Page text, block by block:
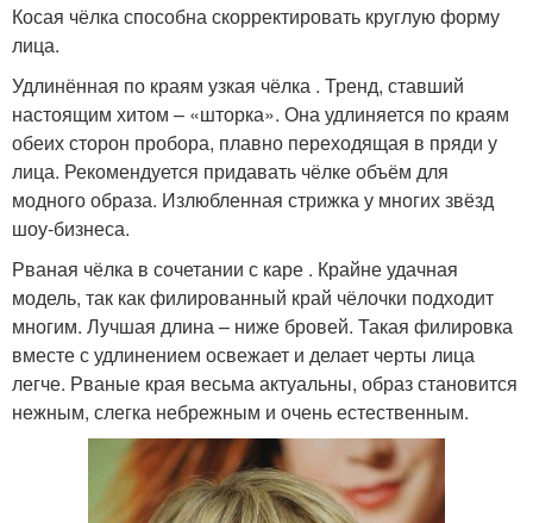
Косая чёлка способна скорректировать круглую форму
лица.
Удлинённая по краям узкая чёлка . Тренд, ставший
настоящим хитом – «шторка». Она удлиняется по краям
обеих сторон пробора, плавно переходящая в пряди у
лица. Рекомендуется придавать чёлке объём для
модного образа. Излюбленная стрижка у многих звёзд
шоу-бизнеса.
Рваная чёлка в сочетании с каре . Крайне удачная
модель, так как филированный край чёлочки подходит
многим. Лучшая длина – ниже бровей. Такая филировка
вместе с удлинением освежает и делает черты лица
легче. Рваные края весьма актуальны, образ становится
нежным, слегка небрежным и очень естественным.